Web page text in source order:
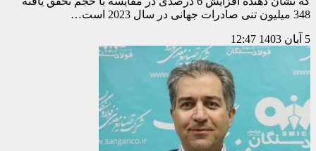
348 میلیون تنی صادرات جهانی در سال 2023 است…
5 آبان 1403 12:47